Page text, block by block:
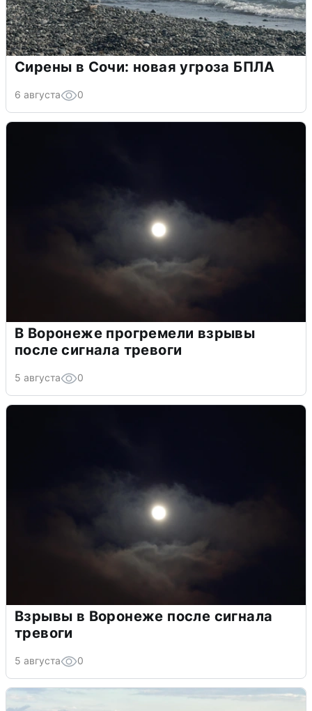
Сирены в Сочи: новая угроза БПЛА
6 августа 0
В Воронеже прогремели взрывы
после сигнала тревоги
5 августа 0
Взрывы в Воронеже после сигнала
тревоги
5 августа 0